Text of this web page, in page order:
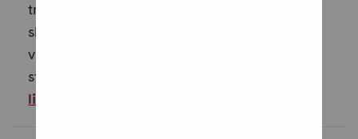
troll väntar i sina berg och väsen befolkar
skogar. I en tid då sagor och myter blir
verklighet under frostklädda granar och en
stjärnklar himmel. Vintergnista är Ser...
lisää